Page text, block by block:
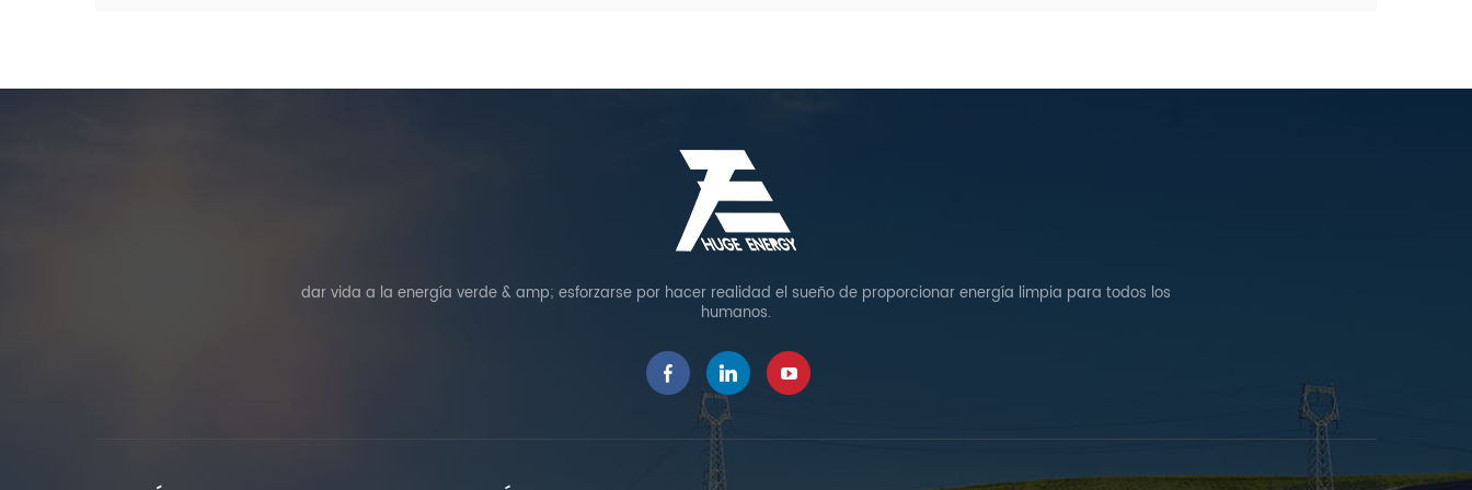
dar vida a la energía verde & amp; esforzarse por hacer realidad el sueño de proporcionar energía limpia para todos los
humanos.